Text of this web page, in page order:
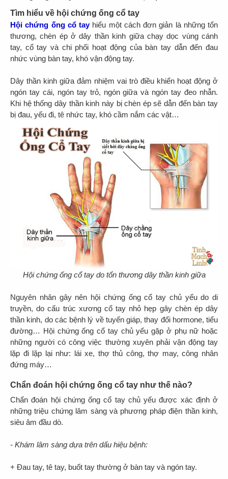
Tìm hiểu về hội chứng ống cổ tay
Hội chứng ống cổ tayhiểu một cách đơn giản là những tổn
thương, chèn ép ở dây thần kinh giữa chạy dọc vùng cánh
tay, cổ tay và chi phối hoạt động của bàn tay dẫn đến đau
nhức vùng bàn tay, khó vận động tay.
Dây thần kinh giữa đảm nhiệm vai trò điều khiển hoạt động ở
ngón tay cái, ngón tay trỏ, ngón giữa và ngón tay đeo nhẫn.
Khi hệ thống dây thần kinh này bị chèn ép sẽ dẫn đến bàn tay
bị đau, yếu đi, tê nhức tay, khó cầm nắm các vật…
Hội chứng ống cổ tay do tổn thương dây thần kinh giữa
Nguyên nhân gây nên hội chứng ống cổ tay chủ yếu do di
truyền, do cấu trúc xương cổ tay nhỏ hẹp gây chèn ép dây
thần kinh, do các bệnh lý về tuyến giáp, thay đổi hormone, tiểu
đường… Hội chứng ống cổ tay chủ yếu gặp ở phụ nữ hoặc
những người có công việc thường xuyên phải vận động tay
lặp đi lặp lại như: lái xe, thợ thủ công, thợ may, công nhân
đứng máy…
Chẩn đoán hội chứng ống cổ tay như thế nào?
Chẩn đoán hội chứng ống cổ tay chủ yếu được xác định ở
những triệu chứng lâm sàng và phương pháp điện thần kinh,
siêu âm đầu dò.
- Khám lâm sàng dựa trên dấu hiệu bệnh:
+ Đau tay, tê tay, buốt tay thường ở bàn tay và ngón tay.